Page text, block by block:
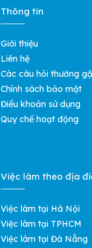
Thông tin
Giới thiệu
Liên hệ
Các câu hỏi thường
Chính sách bảo mật
Điều khoản sử dụng
Quy chế hoạt động
Việc làm theo địa
Việc làm tại Hà Nội
Việc làm tại TPHCM
Việc làm tại Đà Nẵng